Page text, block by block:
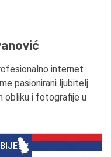
internet
pasionirani ljubitelj
obliku i fotografije u